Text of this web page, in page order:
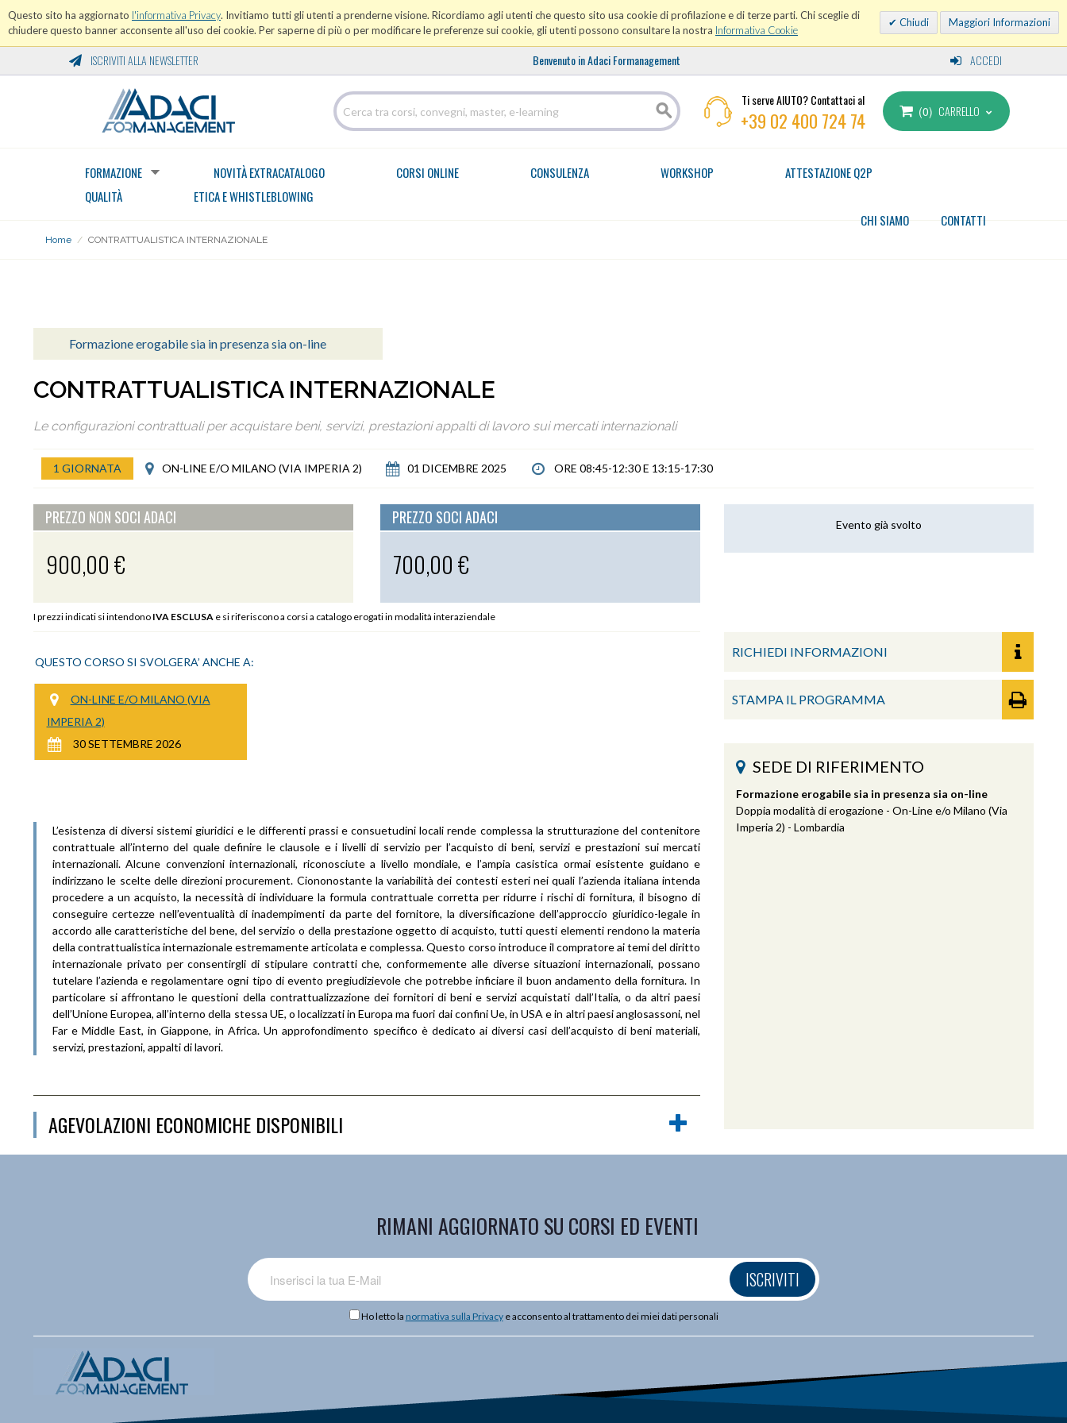
Questo sito ha aggiornato l'informativa Privacy. Invitiamo tutti gli utenti a prenderne visione. Ricordiamo agli utenti che questo sito usa cookie di profilazione e di terze parti. Chi sceglie di
chiudere questo banner acconsente all'uso dei cookie. Per saperne di più o per modificare le preferenze sui cookie, gli utenti possono consultare la nostra Informativa Cookie
Chiudi Maggiori Informazioni
ISCRIVITI ALLA NEWSLETTER Benvenuto in Adaci Formanagement ACCEDI
Ti serve AIUTO? Contattaci al
+39 02 400 724 74 0 CARRELLO
FORMAZIONE NOVITÀ EXTRACATALOGO CORSI ONLINE CONSULENZA WORKSHOP
ATTESTAZIONE Q2P
QUALITÀ
ETICA E WHISTLEBLOWING
CONTATTI
CHI SIAMO
Home / CONTRATTUALISTICA INTERNAZIONALE
Formazione erogabile sia in presenza sia on-line
CONTRATTUALISTICA INTERNAZIONALE
Le configurazioni contrattuali per acquistare beni, servizi, prestazioni appalti di lavoro sui mercati internazionali
1 GIORNATA ON-LINE E/O MILANO (VIA IMPERIA 2) 01 DICEMBRE 2025 ORE 08:45-12:30 E 13:15-17:30
PREZZO NON SOCI ADACI
900,00 €
PREZZO SOCI ADACI
700,00 €
I prezzi indicati si intendono IVA ESCLUSA e si riferiscono a corsi a catalogo erogati in modalità interaziendale
Evento già svolto
QUESTO CORSO SI SVOLGERA’ ANCHE A:
ON-LINE E/O MILANO (VIA
IMPERIA 2)
30 SETTEMBRE 2026
L’esistenza di diversi sistemi giuridici e le differenti prassi e consuetudini locali rende complessa la strutturazione del contenitore
contrattuale all’interno del quale definire le clausole e i livelli di servizio per l’acquisto di beni, servizi e prestazioni sui mercati
internazionali. Alcune convenzioni internazionali, riconosciute a livello mondiale, e l’ampia casistica ormai esistente guidano e
indirizzano le scelte delle direzioni procurement. Ciononostante la variabilità dei contesti esteri nei quali l’azienda italiana intenda
procedere a un acquisto, la necessità di individuare la formula contrattuale corretta per ridurre i rischi di fornitura, il bisogno di
conseguire certezze nell’eventualità di inadempimenti da parte del fornitore, la diversificazione dell’approccio giuridico-legale in
accordo alle caratteristiche del bene, del servizio o della prestazione oggetto di acquisto, tutti questi elementi rendono la materia
della contrattualistica internazionale estremamente articolata e complessa. Questo corso introduce il compratore ai temi del diritto
internazionale privato per consentirgli di stipulare contratti che, conformemente alle diverse situazioni internazionali, possano
tutelare l’azienda e regolamentare ogni tipo di evento pregiudizievole che potrebbe inficiare il buon andamento della fornitura. In
particolare si affrontano le questioni della contrattualizzazione dei fornitori di beni e servizi acquistati dall’Italia, o da altri paesi
dell’Unione Europea, all’interno della stessa UE, o localizzati in Europa ma fuori dai confini Ue, in USA e in altri paesi anglosassoni, nel
Far e Middle East, in Giappone, in Africa. Un approfondimento specifico è dedicato ai diversi casi dell’acquisto di beni materiali,
servizi, prestazioni, appalti di lavori.
AGEVOLAZIONI ECONOMICHE DISPONIBILI
RICHIEDI INFORMAZIONI
STAMPA IL PROGRAMMA
SEDE DI RIFERIMENTO
Formazione erogabile sia in presenza sia on-line
Doppia modalità di erogazione - On-Line e/o Milano (Via
Imperia 2) - Lombardia
RIMANI AGGIORNATO SU CORSI ED EVENTI
ISCRIVITI
Ho letto la normativa sulla Privacye acconsento al trattamento dei miei dati personali